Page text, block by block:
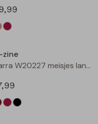
zine
Sarra W20227 meisjes lange broek Bruin donker